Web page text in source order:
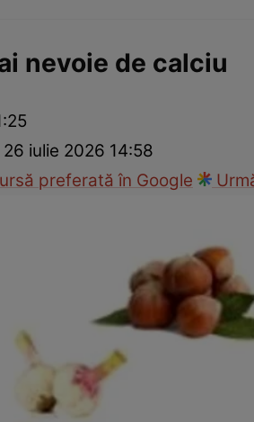
nevoie de calciu
26 iulie 2026 14:58
preferată în Google